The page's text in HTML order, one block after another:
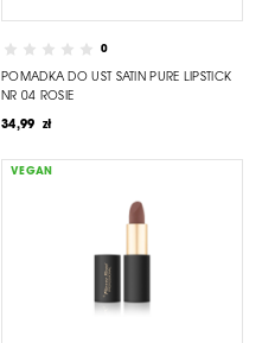
0
POMADKA DO UST SATIN PURE LIPSTICK
NR 04 ROSIE
34,99 zł
VEGAN